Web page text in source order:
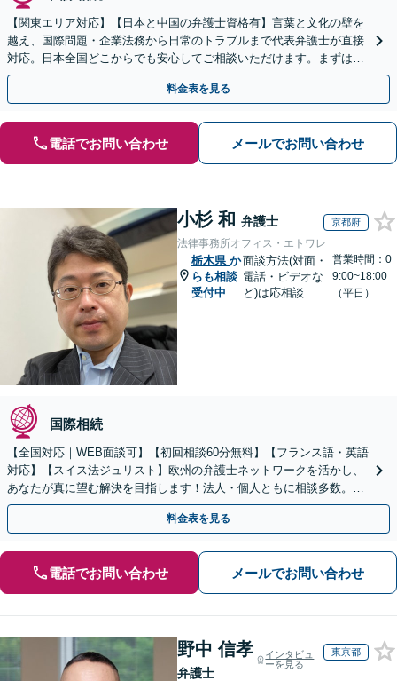
【関東エリア対応】【日本と中国の弁護士資格有】言葉と文化の壁を
越え、国際問題・企業法務から日常のトラブルまで代表弁護士が直接
対応。日本全国どこからでも安心してご相談いただけます。まずは一
歩を踏み出してみませんか。【初回相談無料】
料金表を見る
電話でお問い合わせ メールでお問い合わせ
小杉 和 弁護士 京都府
法律事務所オフィス・エトワレ
栃木県 か
らも相談
受付中
面談方法(対面・
電話・ビデオな
ど)は応相談
営業時間：0
9:00~18:00
（平日）
国際相続
【全国対応｜WEB面談可】【初回相談60分無料】【フランス語・英語
対応】【スイス法ジュリスト】欧州の弁護士ネットワークを活かし、
あなたが真に望む解決を目指します！法人・個人ともに相談多数。細
やかな連絡と粘り強い交渉を徹底【休日・夜間相談可】
料金表を見る
電話でお問い合わせ メールでお問い合わせ
野中 信孝
弁護士
インタビュ
ーを見る
東京都